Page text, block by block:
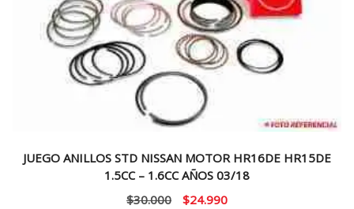
JUEGO ANILLOS STD NISSAN MOTOR HR16DE HR15DE
1.5CC – 1.6CC AÑOS 03/18
$30.000
El
$24.990El